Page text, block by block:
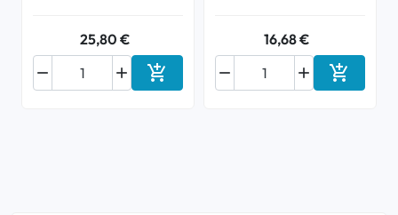
25,80 €

 Ajouter au panier
16,68 €

 Ajouter